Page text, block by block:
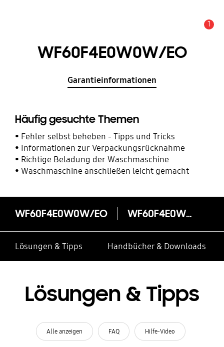
1
WF60F4E0W0W/EO
Garantieinformationen
Häufig gesuchte Themen
Fehler selbst beheben - Tipps und Tricks
Informationen zur Verpackungsrücknahme
Richtige Beladung der Waschmaschine
Waschmaschine anschließen leicht gemacht
WF60F4E0W0W/EO WF60F4E0W0W/EO
Lösungen & Tipps Handbücher & Downloads
Lösungen & Tipps
Alle anzeigen FAQ Hilfe-Video